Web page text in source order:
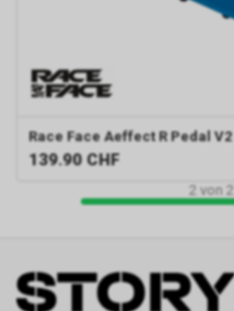
Race Face Aeffect R Pedal V2
139.90 CHF
2 von 2